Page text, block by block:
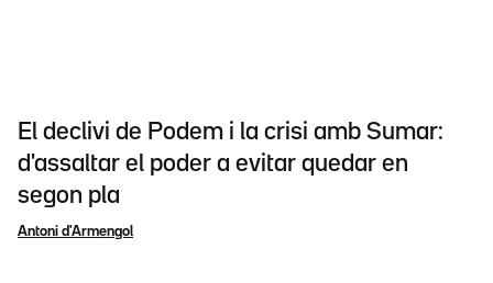
El declivi de Podem i la crisi amb Sumar:
d'assaltar el poder a evitar quedar en
segon pla
Antoni d'Armengol